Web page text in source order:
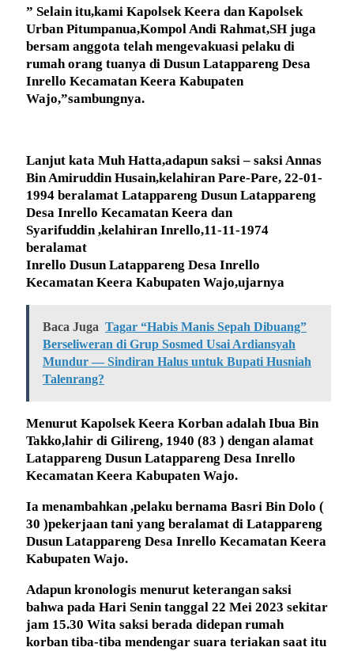
” Selain itu,kami Kapolsek Keera dan Kapolsek
Urban Pitumpanua,Kompol Andi Rahmat,SH juga
bersam anggota telah mengevakuasi pelaku di
rumah orang tuanya di Dusun Latappareng Desa
Inrello Kecamatan Keera Kabupaten
Wajo,”sambungnya.
Lanjut kata Muh Hatta,adapun saksi – saksi Annas
Bin Amiruddin Husain,kelahiran Pare-Pare, 22-01-
1994 beralamat Latappareng Dusun Latappareng
Desa Inrello Kecamatan Keera dan
Syarifuddin ,kelahiran Inrello,11-11-1974
beralamat
Inrello Dusun Latappareng Desa Inrello
Kecamatan Keera Kabupaten Wajo,ujarnya
Baca Juga Tagar “Habis Manis Sepah Dibuang”
Berseliweran di Grup Sosmed Usai Ardiansyah
Mundur — Sindiran Halus untuk Bupati Husniah
Talenrang?
Menurut Kapolsek Keera Korban adalah Ibua Bin
Takko,lahir di Gilireng, 1940 (83 ) dengan alamat
Latappareng Dusun Latappareng Desa Inrello
Kecamatan Keera Kabupaten Wajo.
Ia menambahkan ,pelaku bernama Basri Bin Dolo (
30 )pekerjaan tani yang beralamat di Latappareng
Dusun Latappareng Desa Inrello Kecamatan Keera
Kabupaten Wajo.
Adapun kronologis menurut keterangan saksi
bahwa pada Hari Senin tanggal 22 Mei 2023 sekitar
jam 15.30 Wita saksi berada didepan rumah
korban tiba-tiba mendengar suara teriakan saat itu